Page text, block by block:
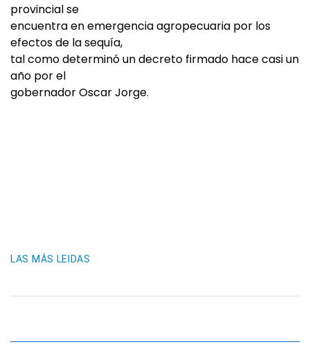
provincial se
encuentra en emergencia agropecuaria por los
efectos de la sequía,
tal como determinó un decreto firmado hace casi un
año por el
gobernador Oscar Jorge.
LAS MÁS LEIDAS